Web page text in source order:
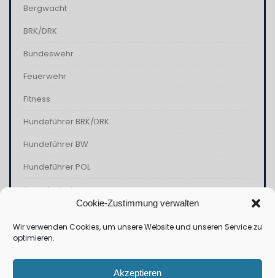
Cookie-Zustimmung verwalten
Wir verwenden Cookies, um unsere Website und unseren Service zu
optimieren.
Akzeptieren
Bergwacht
BRK/DRK
Bundeswehr
Feuerwehr
Fitness
Hundeführer BRK/DRK
Hundeführer BW
Hundeführer POL
Kampfschwimmer
Polizei
THW